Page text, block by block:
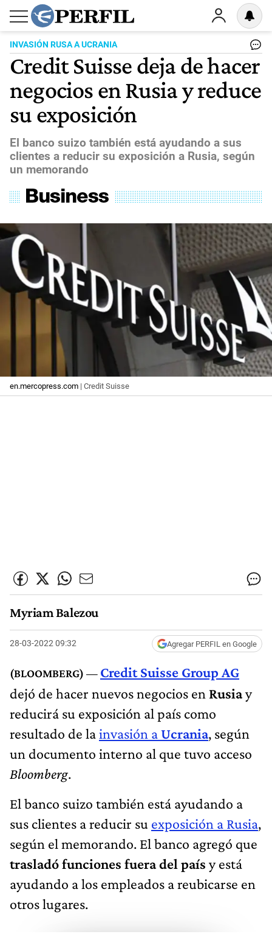
INVASIÓN RUSA A UCRANIA
Credit Suisse deja de hacer
negocios en Rusia y reduce
su exposición
El banco suizo también está ayudando a sus
clientes a reducir su exposición a Rusia, según
un memorando
en.mercopress.com | Credit Suisse
Myriam Balezou
28-03-2022 09:32 Agregar PERFIL en Google
Credit Suisse Group AG
dejó de hacer nuevos negocios en Rusiay
reducirá su exposición al país como
resultado de lainvasión aUcrania, según
un documento interno al que tuvo acceso
Bloomberg.
El banco suizo también está ayudando a
sus clientes a reducir su exposición a Rusia,
según el memorando. El banco agregó que
trasladó funciones fuera del país y está
ayudando a los empleados a reubicarse en
otros lugares.